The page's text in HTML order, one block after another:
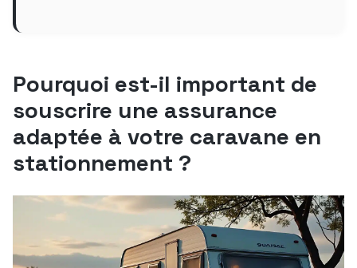
Pourquoi est-il important de
souscrire une assurance
adaptée à votre caravane en
stationnement ?